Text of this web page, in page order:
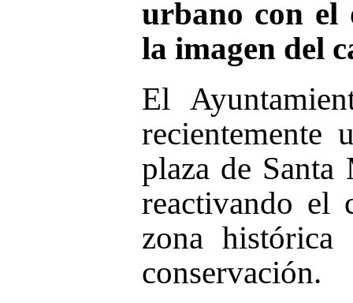
urbano con el
la imagen del
El
recientemente
plaza de
reactivando el
zona
conservación.